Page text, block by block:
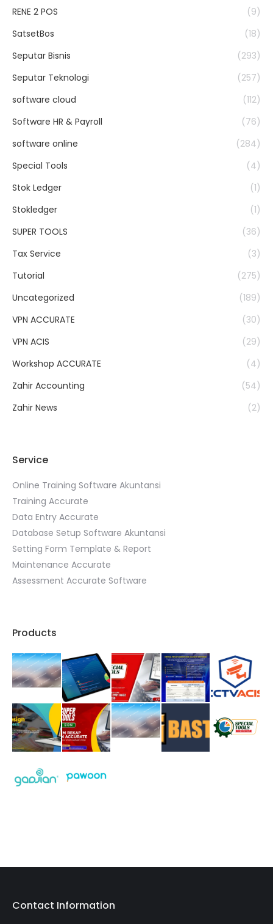
RENE 2 POS
(9)
SatsetBos
(18)
Seputar Bisnis
(293)
Seputar Teknologi
(257)
software cloud
(112)
Software HR & Payroll
(76)
software online
(284)
Special Tools
(4)
Stok Ledger
(1)
Stokledger
(1)
SUPER TOOLS
(36)
Tax Service
(3)
Tutorial
(275)
Uncategorized
(189)
VPN ACCURATE
(30)
VPN ACIS
(29)
Workshop ACCURATE
(4)
Zahir Accounting
(54)
Zahir News
(2)
Service
Online Training Software Akuntansi
Training Accurate
Data Entry Accurate
Database Setup Software Akuntansi
Setting Form Template & Report
Maintenance Accurate
Assessment Accurate Software
Products
Contact Information